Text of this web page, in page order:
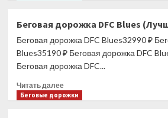
дорожка
DFC
BOSS
B2
(Лучшая
Беговая дорожка DFC Blues
Беговая дорожка DFC Blues32990 ₽
Blues35190 ₽ Беговая дорожка DFC
Беговая дорожка DFC...
Читать далееПрочитать
больше
Беговые дорожки